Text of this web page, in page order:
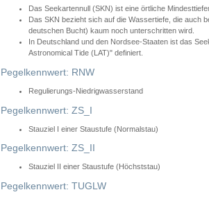
Das Seekartennull (SKN) ist eine örtliche
Das SKN bezieht sich auf die Wassertiefe, die auch
deutschen Bucht) kaum noch unterschritten wird.
In Deutschland und den Nordsee-Staaten ist das
Astronomical Tide (LAT)" definiert.
Pegelkennwert: RNW
Regulierungs-Niedrigwasserstand
Pegelkennwert: ZS_I
Stauziel I einer Staustufe (Normalstau)
Pegelkennwert: ZS_II
Stauziel II einer Staustufe (Höchststau)
Pegelkennwert: TUGLW